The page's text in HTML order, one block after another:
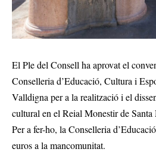
El Ple del Consell ha aprovat el
Conselleria d’Educació, Cultura i
Valldigna per a la realització i el
cultural en el Reial Monestir de
Per a fer-ho, la Conselleria
euros a la mancomunitat.